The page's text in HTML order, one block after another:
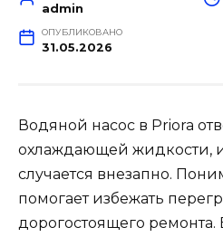
admin
ОПУБЛИКОВАНО
31.05.2026
Водяной насос в Priora
охлаждающей жидкости, и
случается внезапно.
помогает избежать
дорогостоящего ремонта.